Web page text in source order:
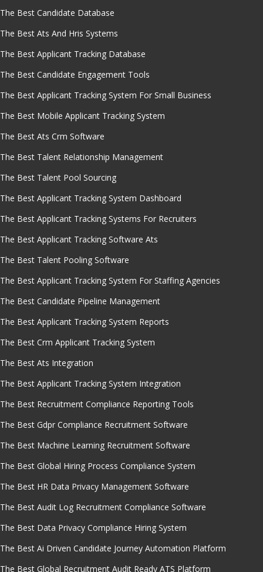
The Best Candidate Database
The Best Ats And Hris Systems
The Best Applicant Tracking Database
The Best Candidate Engagement Tools
The Best Applicant Tracking System For Small Business
The Best Mobile Applicant Tracking System
The Best Ats Crm Software
The Best Talent Relationship Management
The Best Talent Pool Sourcing
The Best Applicant Tracking System Dashboard
The Best Applicant Tracking Systems For Recruiters
The Best Applicant Tracking Software Ats
The Best Talent Pooling Software
The Best Applicant Tracking System For Staffing Agencies
The Best Candidate Pipeline Management
The Best Applicant Tracking System Reports
The Best Crm Applicant Tracking System
The Best Ats Integration
The Best Applicant Tracking System Integration
The Best Recruitment Compliance Reporting Tools
The Best Gdpr Compliance Recruitment Software
The Best Machine Learning Recruitment Software
The Best Global Hiring Process Compliance System
The Best HR Data Privacy Management Software
The Best Audit Log Recruitment Compliance Software
The Best Data Privacy Compliance Hiring System
The Best Ai Driven Candidate Journey Automation Platform
The Best Global Recruitment Audit Ready ATS Platform